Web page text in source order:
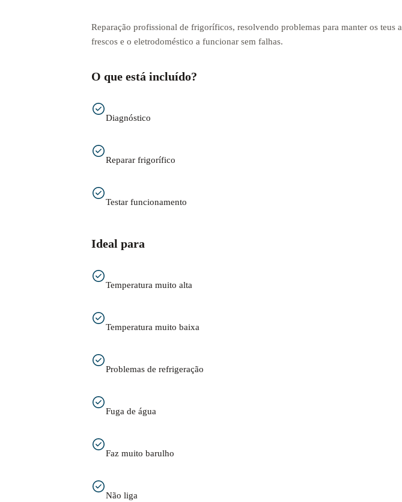
Reparação profissional de frigoríficos, resolvendo problemas para manter os teus
frescos e o eletrodoméstico a funcionar sem falhas.
O que está incluído?
Diagnóstico
Reparar frigorífico
Testar funcionamento
Ideal para
Temperatura muito alta
Temperatura muito baixa
Problemas de refrigeração
Fuga de água
Faz muito barulho
Não liga